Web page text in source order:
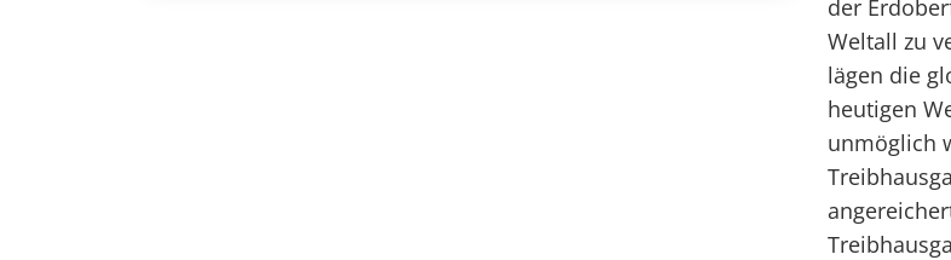
der
Weltall zu
lägen die
heutigen
unmöglich